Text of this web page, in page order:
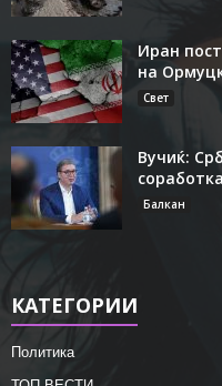
Иран
на
Свет
Вучиќ:
Балкан
КАТЕГОРИИ
Политика